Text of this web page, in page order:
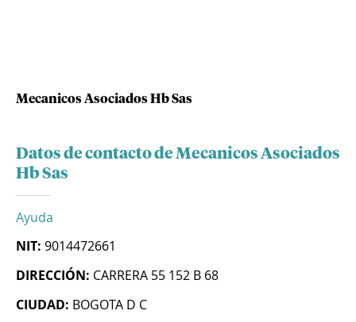
Mecanicos Asociados Hb Sas
Datos de contacto de Mecanicos Asociados
Hb Sas
Ayuda
NIT: 9014472661
DIRECCIÓN: CARRERA 55 152 B 68
CIUDAD: BOGOTA D C